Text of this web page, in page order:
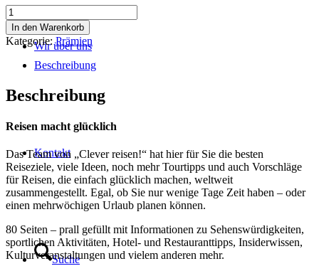
Wir über uns
Kontakt
Suche
Prämie
Happy
Trips
-
Weltweit
Menge
In den Warenkorb
Kategorie:Prämien
Beschreibung
Beschreibung
Reisen macht glücklich
Das Team von „Clever reisen!“ hat hier für Sie die besten
Reiseziele, viele Ideen, noch mehr Tourtipps und auch Vorschläge
für Reisen, die einfach glücklich machen, weltweit
zusammengestellt. Egal, ob Sie nur wenige Tage Zeit haben – oder
einen mehrwöchigen Urlaub planen können.
80 Seiten – prall gefüllt mit Informationen zu Sehenswürdigkeiten,
sportlichen Aktivitäten, Hotel- und Restauranttipps, Insiderwissen,
Kulturveranstaltungen und vielem anderen mehr.